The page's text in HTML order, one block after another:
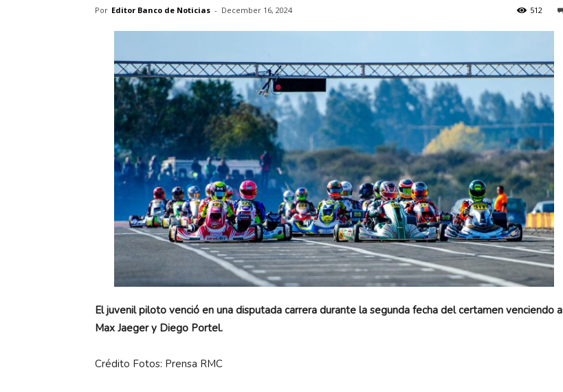
Por Editor Banco de Noticias - December 16, 2024 512
El juvenil piloto venció en una disputada carrera durante la segunda fecha del certamen venciendo a
Max Jaeger y Diego Portel.
Crédito Fotos: Prensa RMC